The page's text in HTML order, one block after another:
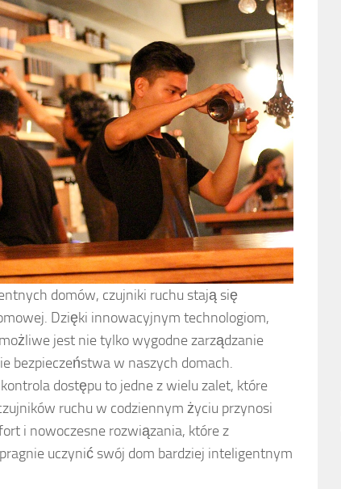
domów, czujniki ruchu stają się
Dzięki innowacyjnym technologiom,
jest nie tylko wygodne zarządzanie
bezpieczeństwa w naszych domach.
dostępu to jedne z wielu zalet, które
ruchu w codziennym życiu przynosi
i nowoczesne rozwiązania, które z
uczynić swój dom bardziej inteligentnym